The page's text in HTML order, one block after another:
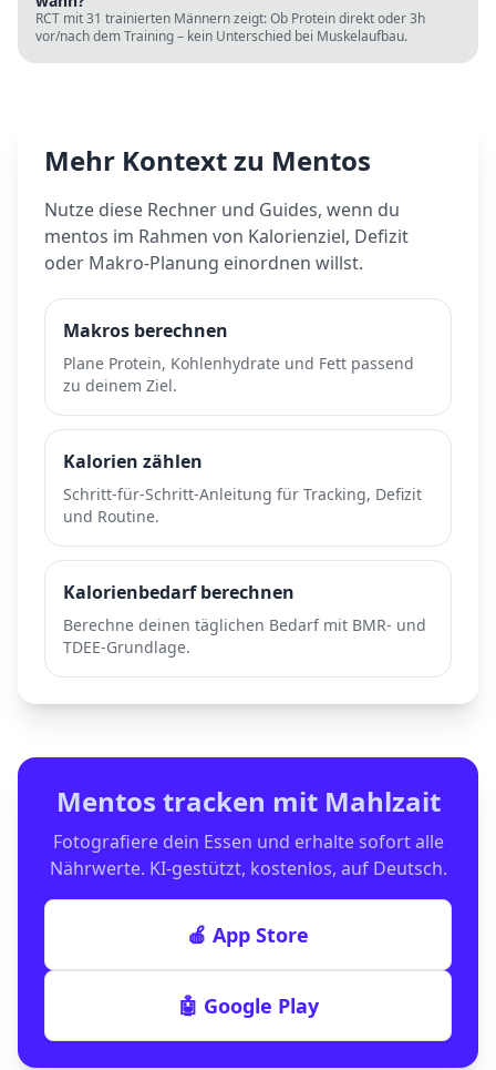
RCT mit 31 trainierten Männern zeigt: Ob Protein direkt oder 3h
vor/nach dem Training – kein Unterschied bei Muskelaufbau.
Mehr Kontext zu Mentos
Nutze diese Rechner und Guides, wenn du
mentos im Rahmen von Kalorienziel, Defizit
oder Makro-Planung einordnen willst.
Makros berechnen
Plane Protein, Kohlenhydrate und Fett passend
zu deinem Ziel.
Kalorien zählen
Schritt-für-Schritt-Anleitung für Tracking, Defizit
und Routine.
Kalorienbedarf berechnen
Berechne deinen täglichen Bedarf mit BMR- und
TDEE-Grundlage.
Mentos tracken mit Mahlzait
Fotografiere dein Essen und erhalte sofort alle
Nährwerte. KI-gestützt, kostenlos, auf Deutsch.
🍎 App Store
🤖 Google Play